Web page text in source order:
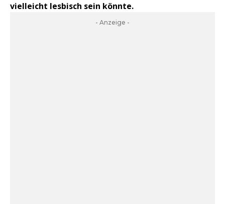
vielleicht lesbisch sein könnte.
- Anzeige -